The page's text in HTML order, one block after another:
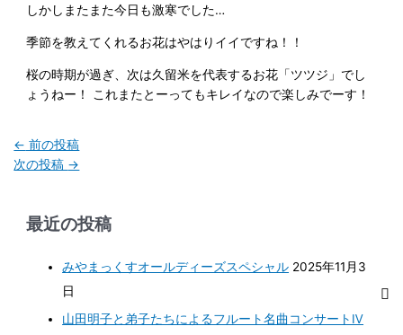
しかしまたまた今日も激寒でした…
季節を教えてくれるお花はやはりイイですね！！
桜の時期が過ぎ、次は久留米を代表するお花「ツツジ」でし
ょうねー！ これまたとーってもキレイなので楽しみでーす！
← 前の投稿
次の投稿 →
最近の投稿
みやまっくすオールディーズスペシャル 2025年11月3
日
山田明子と弟子たちによるフルート名曲コンサートⅣ